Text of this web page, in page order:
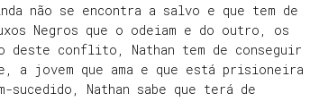
não se encontra a salvo e que tem de
Negros que o odeiam e do outro, os
deste conflito, Nathan tem de conseguir
a jovem que ama e que está prisioneira
sucedido, Nathan sabe que terá de